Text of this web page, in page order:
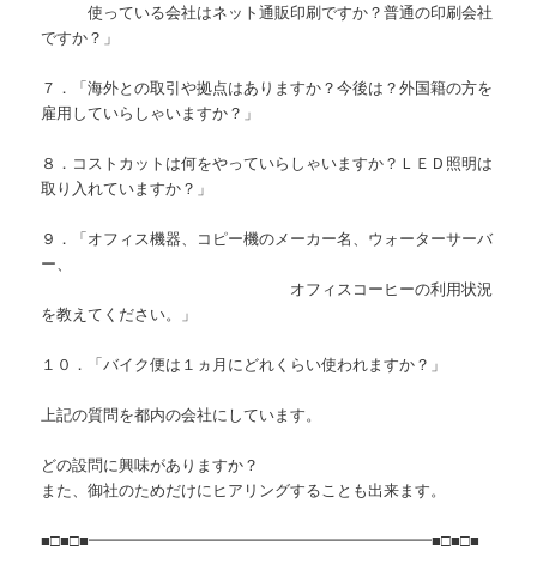
使っている会社はネット通販印刷ですか？普通の印刷会社
ですか？」
７．「海外との取引や拠点はありますか？今後は？外国籍の方を
雇用していらしゃいますか？」
８．コストカットは何をやっていらしゃいますか？ＬＥＤ照明は
取り入れていますか？」
９．「オフィス機器、コピー機のメーカー名、ウォーターサーバ
ー、
オフィスコーヒーの利用状況
を教えてください。」
１０．「バイク便は１ヵ月にどれくらい使われますか？」
上記の質問を都内の会社にしています。
どの設問に興味がありますか？
また、御社のためだけにヒアリングすることも出来ます。
■□■□■━━━━━━━━━━━━━━━━━━━━━━■□■□■